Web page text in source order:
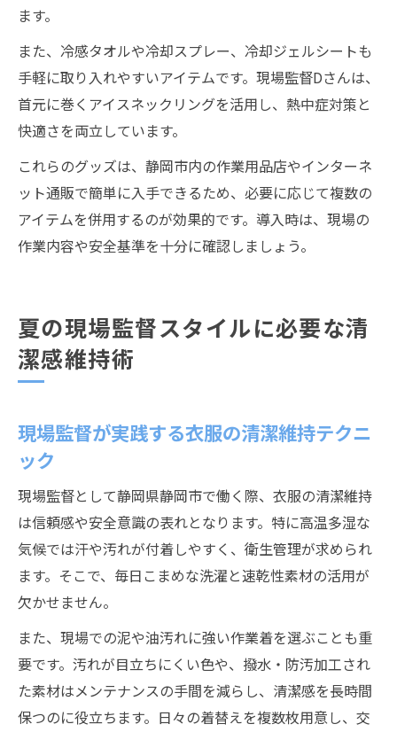
ます。
また、冷感タオルや冷却スプレー、冷却ジェルシートも
手軽に取り入れやすいアイテムです。現場監督Dさんは、
首元に巻くアイスネックリングを活用し、熱中症対策と
快適さを両立しています。
これらのグッズは、静岡市内の作業用品店やインターネ
ット通販で簡単に入手できるため、必要に応じて複数の
アイテムを併用するのが効果的です。導入時は、現場の
作業内容や安全基準を十分に確認しましょう。
夏の現場監督スタイルに必要な清
潔感維持術
現場監督が実践する衣服の清潔維持テクニ
ック
現場監督として静岡県静岡市で働く際、衣服の清潔維持
は信頼感や安全意識の表れとなります。特に高温多湿な
気候では汗や汚れが付着しやすく、衛生管理が求められ
ます。そこで、毎日こまめな洗濯と速乾性素材の活用が
欠かせません。
また、現場での泥や油汚れに強い作業着を選ぶことも重
要です。汚れが目立ちにくい色や、撥水・防汚加工され
た素材はメンテナンスの手間を減らし、清潔感を長時間
保つのに役立ちます。日々の着替えを複数枚用意し、交